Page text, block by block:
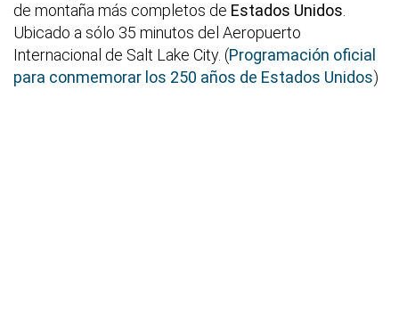
de montaña más completos de Estados Unidos
Ubicado a sólo 35 minutos del Aeropuerto
Internacional de Salt Lake City. (Programación oficial
para conmemorar los 250 años de Estados Unidos)